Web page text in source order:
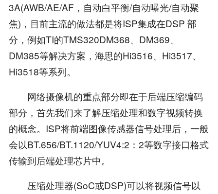
3A(AWB/AE/AF，自动白平衡/自动曝光/自动聚
焦)，目前主流的做法都是将ISP集成在DSP 部
分，例如TI的TMS320DM368、DM369、
DM385等解决方案，海思的Hi3516、Hi3517、
Hi3518等系列。
网络摄像机的重点部分即在于后端压缩编码
部分，首先我们来了解压缩处理和数字视频转换
的概念。ISP将前端图像传感器信号处理后，一般
会以BT.656/BT.1120/YUV4:2：2等数字接口格式
传输到后端处理芯片中。
压缩处理器(SoC或DSP)可以将视频信号以